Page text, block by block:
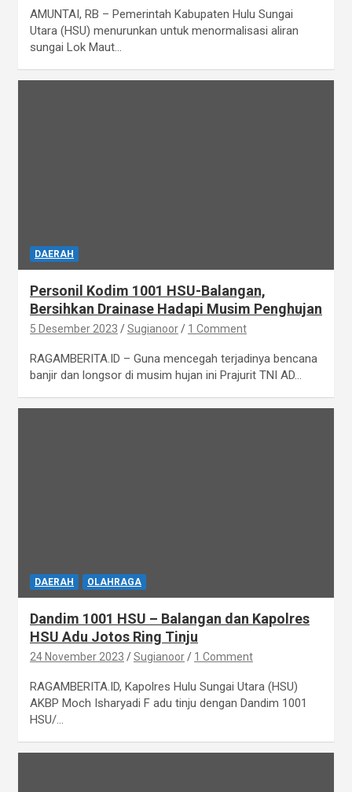
AMUNTAI, RB – Pemerintah Kabupaten Hulu Sungai
Utara (HSU) menurunkan untuk menormalisasi aliran
sungai Lok Maut…
DAERAH
Personil Kodim 1001 HSU-Balangan,
Bersihkan Drainase Hadapi Musim Penghujan
5 Desember 2023 Sugianoor 1 Comment
RAGAMBERITA.ID – Guna mencegah terjadinya bencana
banjir dan longsor di musim hujan ini Prajurit TNI AD…
DAERAH OLAHRAGA
Dandim 1001 HSU – Balangan dan Kapolres
HSU Adu Jotos Ring Tinju
24 November 2023 Sugianoor 1 Comment
RAGAMBERITA.ID, Kapolres Hulu Sungai Utara (HSU)
AKBP Moch Isharyadi F adu tinju dengan Dandim 1001
HSU/…